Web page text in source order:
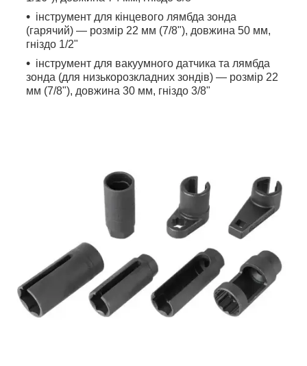
інструмент для кінцевого лямбда зонда
(гарячий) — розмір 22 мм (7/8"), довжина 50 мм,
гніздо 1/2"
інструмент для вакуумного датчика та лямбда
зонда (для низькорозкладних зондів) — розмір 22
мм (7/8"), довжина 30 мм, гніздо 3/8"